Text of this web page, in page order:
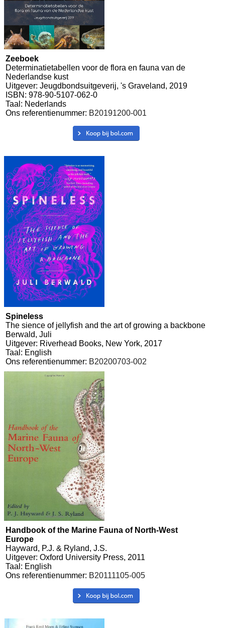
Zeeboek
Determinatietabellen voor de flora en fauna van de
Nederlandse kust
Uitgever: Jeugdbondsuitgeverij, 's Graveland, 2019
ISBN: 978-90-5107-062-0
Taal: Nederlands
Ons referentienummer: B20191200-001
Spineless
The sience of jellyfish and the art of growing a backbone
Berwald, Juli
Uitgever: Riverhead Books, New York, 2017
Taal: English
Ons referentienummer: B20200703-002
Handbook of the Marine Fauna of North-West
Europe
Hayward, P.J. & Ryland, J.S.
Uitgever: Oxford University Press, 2011
Taal: English
Ons referentienummer: B20111105-005